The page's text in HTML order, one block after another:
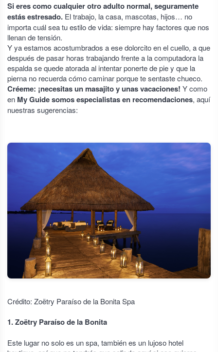
Si eres como cualquier otro adulto normal, seguramente
estás estresado. El trabajo, la casa, mascotas, hijos… no
importa cuál sea tu estilo de vida: siempre hay factores que nos
llenan de tensión.
Y ya estamos acostumbrados a ese dolorcito en el cuello, a que
después de pasar horas trabajando frente a la computadora la
espalda se quede atorada al intentar ponerte de pie y que la
pierna no recuerda cómo caminar porque te sentaste chueco.
Créeme: ¡necesitas un masajito y unas vacaciones! Y como
en My Guide somos especialistas en recomendaciones, aquí
nuestras sugerencias:
Crédito: Zoëtry Paraíso de la Bonita Spa
1. Zoëtry Paraíso de la Bonita
Este lugar no solo es un spa, también es un lujoso hotel